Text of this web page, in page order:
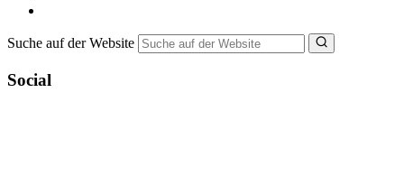
Suche auf der Website
Social